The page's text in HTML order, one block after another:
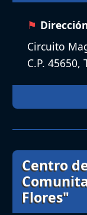
Circuito
C.P.
Centro
Flores"